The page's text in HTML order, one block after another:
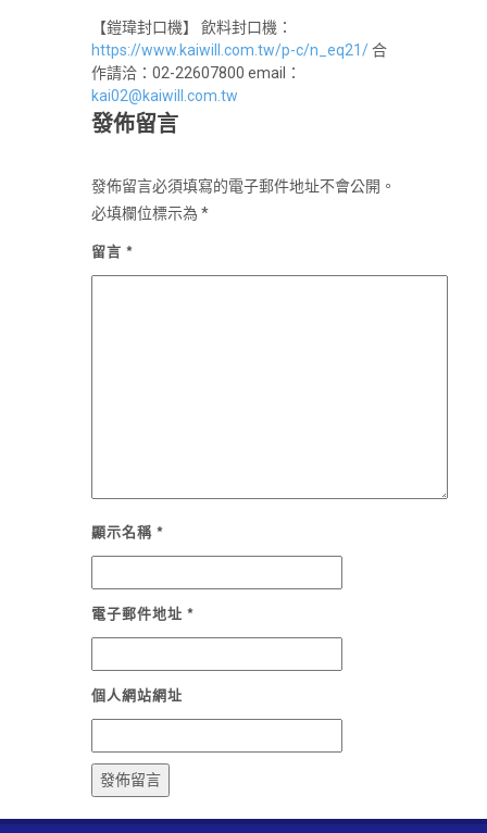
【鎧瑋封口機】 飲料封口機：
https://www.kaiwill.com.tw/p-c/n_eq21/合
作請洽：02-22607800 email：
kai02@kaiwill.com.tw
發佈留言
發佈留言必須填寫的電子郵件地址不會公開。
必填欄位標示為 *
留言 *
顯示名稱 *
電子郵件地址 *
個人網站網址